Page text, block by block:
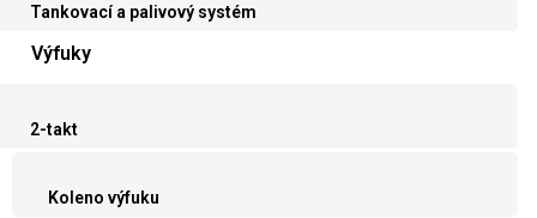
Tankovací a palivový systém
Výfuky
2-takt
Koleno výfuku